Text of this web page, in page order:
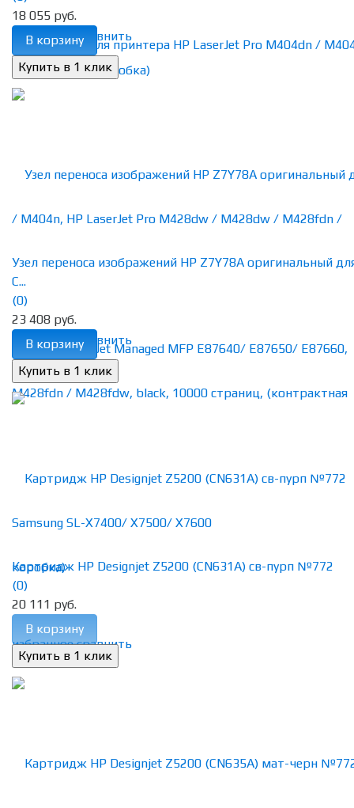
избранное сравнить
18 055 руб.
В корзину
избранное сравнить
Узел переноса изображений HP Z7Y78A оригинальный
C...
(0)
23 408 руб.
В корзину
избранное сравнить
Картридж HP Designjet Z5200 (CN631A) св-пурп №772
(0)
20 111 руб.
В корзину